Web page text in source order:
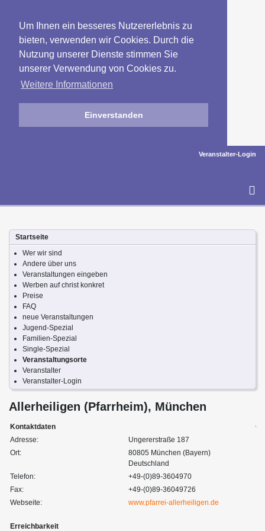
Um Ihnen ein besseres Nutzererlebnis zu
bieten, verwenden wir Cookies. Durch die
Nutzung unserer Dienste stimmen Sie
unserer Verwendung von Cookies zu.
Weitere Informationen
Einverstanden
Veranstalter-Login
Startseite
Wer wir sind
Andere über uns
Veranstaltungen eingeben
Werben auf christ konkret
Preise
FAQ
neue Veranstaltungen
Jugend-Spezial
Familien-Spezial
Single-Spezial
Veranstaltungsorte
Veranstalter
Veranstalter-Login
Allerheiligen (Pfarrheim), München
Kontaktdaten
Adresse:
Ungererstraße 187
Ort:
80805 München (Bayern)
Deutschland
Telefon:
+49-(0)89-3604970
Fax:
+49-(0)89-36049726
Webseite:
www.pfarrei-allerheiligen.de
Erreichbarkeit